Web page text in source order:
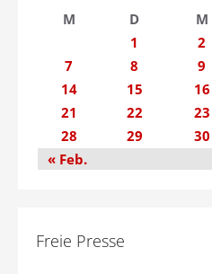
M D M
1
2
7
8 9
14
15 16
21
22 23
28
29 30
« Feb.
Freie Presse